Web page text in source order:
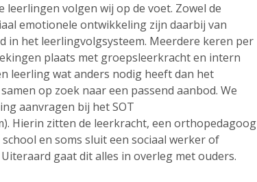
leerlingen volgen wij op de voet. Zowel de
emotionele ontwikkeling zijn daarbij van
in het leerlingvolgsysteem. Meerdere keren per
plaats met groepsleerkracht en intern
leerling wat anders nodig heeft dan het
op zoek naar een passend aanbod. We
aanvragen bij het SOT
Hierin zitten de leerkracht, een orthopedagoog
en soms sluit een sociaal werker of
gaat dit alles in overleg met ouders.